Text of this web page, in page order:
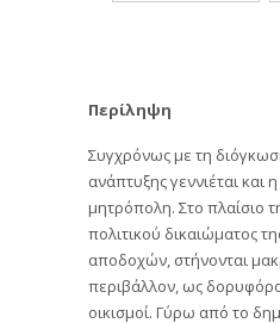
Περίληψη
Συγχρόνως με τη
ανάπτυξης γεννιέται και
μητρόπολη. Στο πλαίσιο
πολιτικού δικαιώματος
αποδοχών, στήνονται
περιβάλλον, ως
οικισμοί. Γύρω από το